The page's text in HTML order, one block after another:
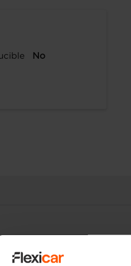
No
número última lista
y 01 jun 2020
con 5 puertas,
asientos delanteros
en conductor en